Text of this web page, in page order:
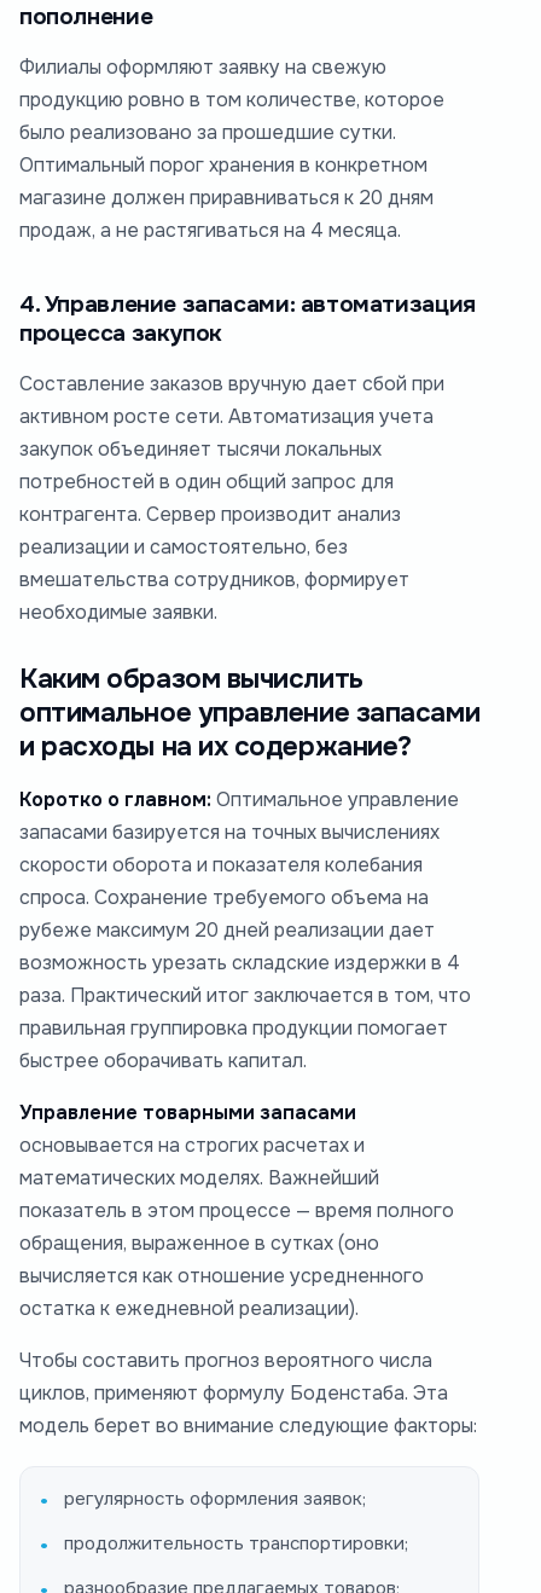
пополнение
Филиалы оформляют заявку на свежую
продукцию ровно в том количестве, которое
было реализовано за прошедшие сутки.
Оптимальный порог хранения в конкретном
магазине должен приравниваться к 20 дням
продаж, а не растягиваться на 4 месяца.
4. Управление запасами: автоматизация
процесса закупок
Составление заказов вручную дает сбой при
активном росте сети. Автоматизация учета
закупок объединяет тысячи локальных
потребностей в один общий запрос для
контрагента. Сервер производит анализ
реализации и самостоятельно, без
вмешательства сотрудников, формирует
необходимые заявки.
Каким образом вычислить
оптимальное управление запасами
и расходы на их содержание?
Коротко о главном: Оптимальное управление
запасами базируется на точных вычислениях
скорости оборота и показателя колебания
спроса. Сохранение требуемого объема на
рубеже максимум 20 дней реализации дает
возможность урезать складские издержки в 4
раза. Практический итог заключается в том, что
правильная группировка продукции помогает
быстрее оборачивать капитал.
Управление товарными запасами
основывается на строгих расчетах и
математических моделях. Важнейший
показатель в этом процессе — время полного
обращения, выраженное в сутках (оно
вычисляется как отношение усредненного
остатка к ежедневной реализации).
Чтобы составить прогноз вероятного числа
циклов, применяют формулу Боденстаба. Эта
модель берет во внимание следующие факторы:
регулярность оформления заявок;
продолжительность транспортировки;